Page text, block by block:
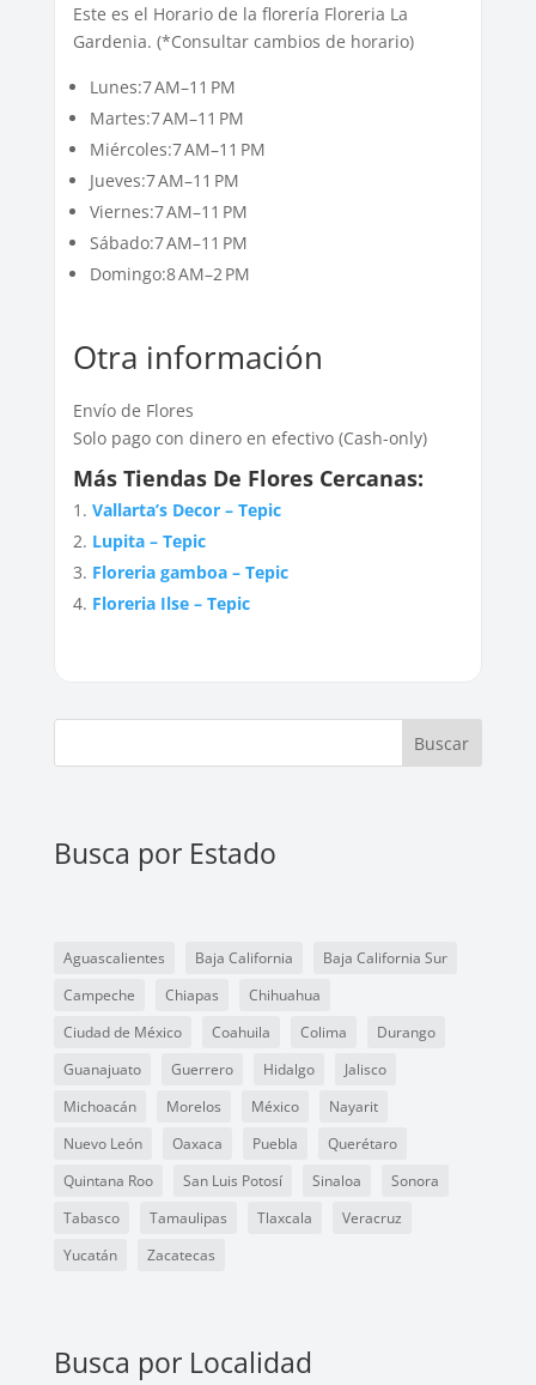
Este es el Horario de la florería Floreria La
Gardenia. (*Consultar cambios de horario)
Lunes:7 AM–11 PM
Martes:7 AM–11 PM
Miércoles:7 AM–11 PM
Jueves:7 AM–11 PM
Viernes:7 AM–11 PM
Sábado:7 AM–11 PM
Domingo:8 AM–2 PM
Otra información
Envío de Flores
Solo pago con dinero en efectivo (Cash-only)
Más Tiendas De Flores Cercanas:
Vallarta’s Decor – Tepic
Lupita – Tepic
Floreria gamboa – Tepic
Floreria Ilse – Tepic
Buscar
Busca por Estado
Aguascalientes Baja California
Baja California Sur
Campeche
Chiapas
Chihuahua
Ciudad de México
Coahuila Colima
Durango
Guanajuato
Guerrero Hidalgo
Jalisco
Michoacán
Morelos México
Nayarit
Nuevo León
Oaxaca Puebla
Querétaro
Quintana Roo
San Luis Potosí Sinaloa
Sonora
Tabasco
Tamaulipas Tlaxcala
Veracruz
Yucatán
Zacatecas
Busca por Localidad